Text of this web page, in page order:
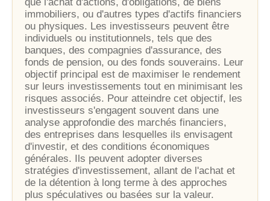
immobiliers, ou d'autres types d'actifs financiers
ou physiques. Les investisseurs peuvent être
individuels ou institutionnels, tels que des
banques, des compagnies d'assurance, des
fonds de pension, ou des fonds souverains. Leur
objectif principal est de maximiser le rendement
sur leurs investissements tout en minimisant les
risques associés. Pour atteindre cet objectif, les
investisseurs s'engagent souvent dans une
analyse approfondie des marchés financiers,
des entreprises dans lesquelles ils envisagent
d'investir, et des conditions économiques
générales. Ils peuvent adopter diverses
stratégies d'investissement, allant de l'achat et
de la détention à long terme à des approches
plus spéculatives ou basées sur la valeur.